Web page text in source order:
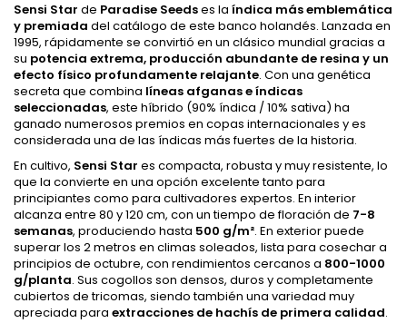
Sensi Star de Paradise Seedses la índica más emblemática
y premiada del catálogo de este banco holandés. Lanzada en
1995, rápidamente se convirtió en un clásico mundial gracias a
su potencia extrema, producción abundante de resina y un
efecto físico profundamente relajante. Con una genética
secreta que combina líneas afganas e índicas
seleccionadas, este híbrido (90% índica / 10% sativa) ha
ganado numerosos premios en copas internacionales y es
considerada una de las índicas más fuertes de la historia.
En cultivo, Sensi Star es compacta, robusta y muy resistente, lo
que la convierte en una opción excelente tanto para
principiantes como para cultivadores expertos. En interior
alcanza entre 80 y 120 cm, con un tiempo de floración de 7-8
semanas, produciendo hasta 500 g/m². En exterior puede
superar los 2 metros en climas soleados, lista para cosechar a
principios de octubre, con rendimientos cercanos a 800-1000
g/planta. Sus cogollos son densos, duros y completamente
cubiertos de tricomas, siendo también una variedad muy
apreciada para extracciones de hachís de primera calidad.